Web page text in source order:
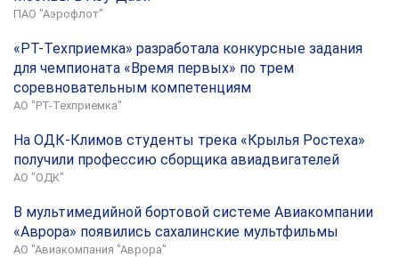
ПАО "Аэрофлот"
«РТ-Техприемка» разработала конкурсные задания
для чемпионата «Время первых» по трем
соревновательным компетенциям
АО "РТ-Техприемка"
На ОДК-Климов студенты трека «Крылья Ростеха»
получили профессию сборщика авиадвигателей
АО "ОДК"
В мультимедийной бортовой системе Авиакомпании
«Аврора» появились сахалинские мультфильмы
АО "Авиакомпания "Аврора"